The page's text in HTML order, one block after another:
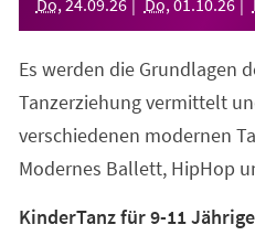
Es werden die Grundlagen
Tanzerziehung vermittelt
verschiedenen modernen
Modernes Ballett, HipHop
KinderTanz für 9-11